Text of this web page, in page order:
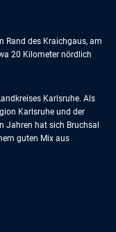
Rand des Kraichgaus, am
20 Kilometer nördlich
Karlsruhe. Als
Karlsruhe und der
Jahren hat sich Bruchsal
guten Mix aus